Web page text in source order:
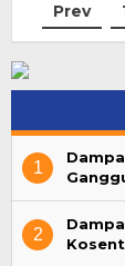
Prev
1
2